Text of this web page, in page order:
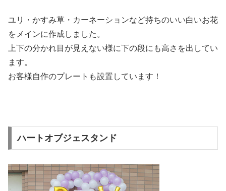
ユリ・かすみ草・カーネーションなど持ちのいい白いお花
をメインに作成しました。
上下の分かれ目が見えない様に下の段にも高さを出してい
ます。
お客様自作のプレートも設置しています！
ハートオブジェスタンド